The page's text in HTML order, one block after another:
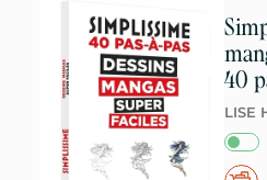
40
LISE